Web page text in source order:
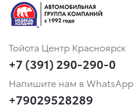
Тойота Центр Красноярск
+7 (391) 290-290-0
Напишите нам в WhatsApp
+79029528289